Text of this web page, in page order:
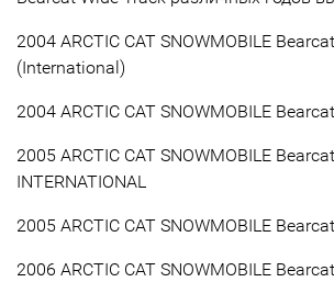
2004 ARCTIC CAT SNOWMOBILE
(International)
2004 ARCTIC CAT SNOWMOBILE
2005 ARCTIC CAT SNOWMOBILE
INTERNATIONAL
2005 ARCTIC CAT SNOWMOBILE
2006 ARCTIC CAT SNOWMOBILE